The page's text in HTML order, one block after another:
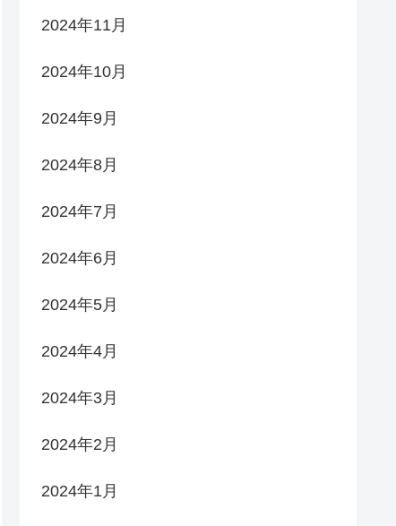
2024年11月
2024年10月
2024年9月
2024年8月
2024年7月
2024年6月
2024年5月
2024年4月
2024年3月
2024年2月
2024年1月